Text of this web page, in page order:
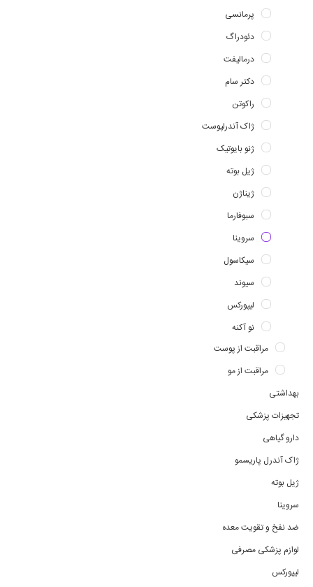
پرمانسی
دئودراگ
درمالیفت
دکتر سام
راکوتن
ژاک آندرلپوست
ژنو بایوتیک
ژیل بوته
ژیناژن
سبوفارما
سروینا
سیکاسول
سیوند
لیپورکس
نو آکنه
مراقبت از پوست
مراقبت از مو
بهداشتی
تجهیزات پزشکی
دارو گیاهی
ژاک آندرل پاریسمو
ژیل بوته
سروینا
ضد نفخ و تقویت معده
لوازم پزشکی مصرفی
لیپورکس